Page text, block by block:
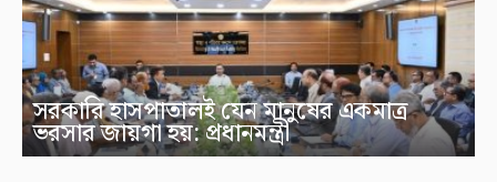
সরকারি হাসপাতালই যেন মানুষের একমাত্র
ভরসার জায়গা হয়: প্রধানমন্ত্রী